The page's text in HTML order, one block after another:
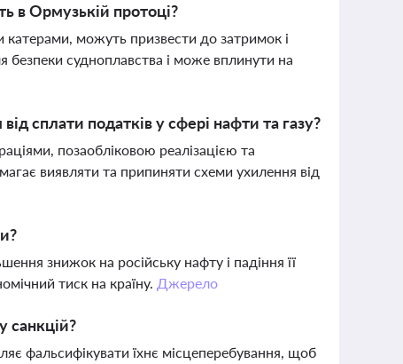
в Ормузькій протоці?
катерами, можуть призвести до затримок і
безпеки судноплавства і може вплинути на
сплати податків у сфері нафти та газу?
позаобліковою реалізацією та
виявляти та припиняти схеми ухилення від
знижок на російську нафту і падіння її
тиск на країну. Джерело
санкцій?
фальсифікувати їхнє місцеперебування, щоб